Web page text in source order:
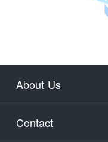
About Us
Contact